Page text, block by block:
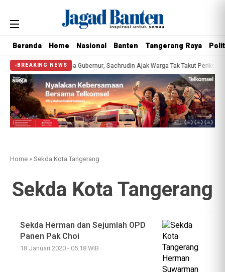
Beranda Home Nasional Banten Tangerang Raya
BREAKING NEWS
Gratis Bersama Gubernur, Sachrudin Ajak Warga Tak Takut Periksa
Home »Sekda Kota Tangerang
Sekda Kota Tangerang
Sekda Herman dan Sejumlah OPD
Panen Pak Choi
18 Januari 2020 - 05:18 WIB